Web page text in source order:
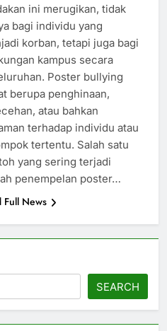
ini merugikan, tidak
bagi individu yang
korban, tetapi juga bagi
kampus secara
Poster bullying
berupa penghinaan,
atau bahkan
terhadap individu atau
tertentu. Salah satu
yang sering terjadi
penempelan poster…
Full News
SEARCH